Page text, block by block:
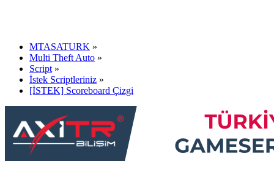
MTASATURK »
Multi Theft Auto »
Script »
İstek Scriptleriniz »
[İSTEK] Scoreboard Çizgi